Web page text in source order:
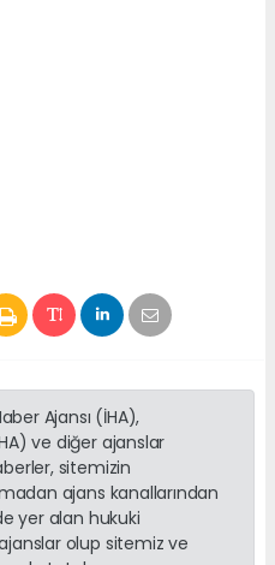
Ajansı (İHA),
ve diğer ajanslar
sitemizin
ajans kanallarından
yer alan hukuki
olup sitemiz ve